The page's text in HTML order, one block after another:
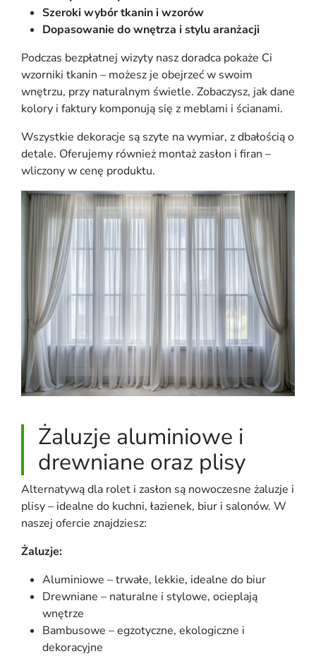
Szeroki wybór tkanin i wzorów
Dopasowanie do wnętrza i stylu aranżacji
Podczas bezpłatnej wizyty nasz doradca pokaże Ci
wzorniki tkanin – możesz je obejrzeć w swoim
wnętrzu, przy naturalnym świetle. Zobaczysz, jak dane
kolory i faktury komponują się z meblami i ścianami.
Wszystkie dekoracje są szyte na wymiar, z dbałością o
detale. Oferujemy również montaż zasłon i firan –
wliczony w cenę produktu.
Żaluzje aluminiowe i
drewniane oraz plisy
Alternatywą dla rolet i zasłon są nowoczesne żaluzje i
plisy – idealne do kuchni, łazienek, biur i salonów. W
naszej ofercie znajdziesz:
Żaluzje:
Aluminiowe – trwałe, lekkie, idealne do biur
Drewniane – naturalne i stylowe, ocieplają
wnętrze
Bambusowe – egzotyczne, ekologiczne i
dekoracyjne